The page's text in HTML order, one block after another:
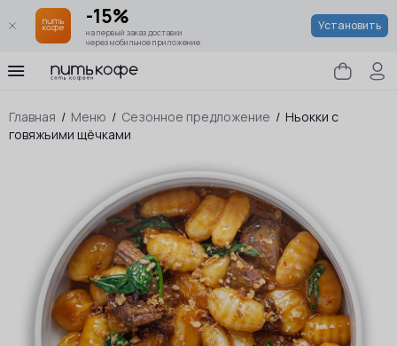
-15%
на первый заказ доставки
через мобильное приложение
Установить
Главная / Меню / Сезонное предложение / Ньокки с
говяжьими щёчками